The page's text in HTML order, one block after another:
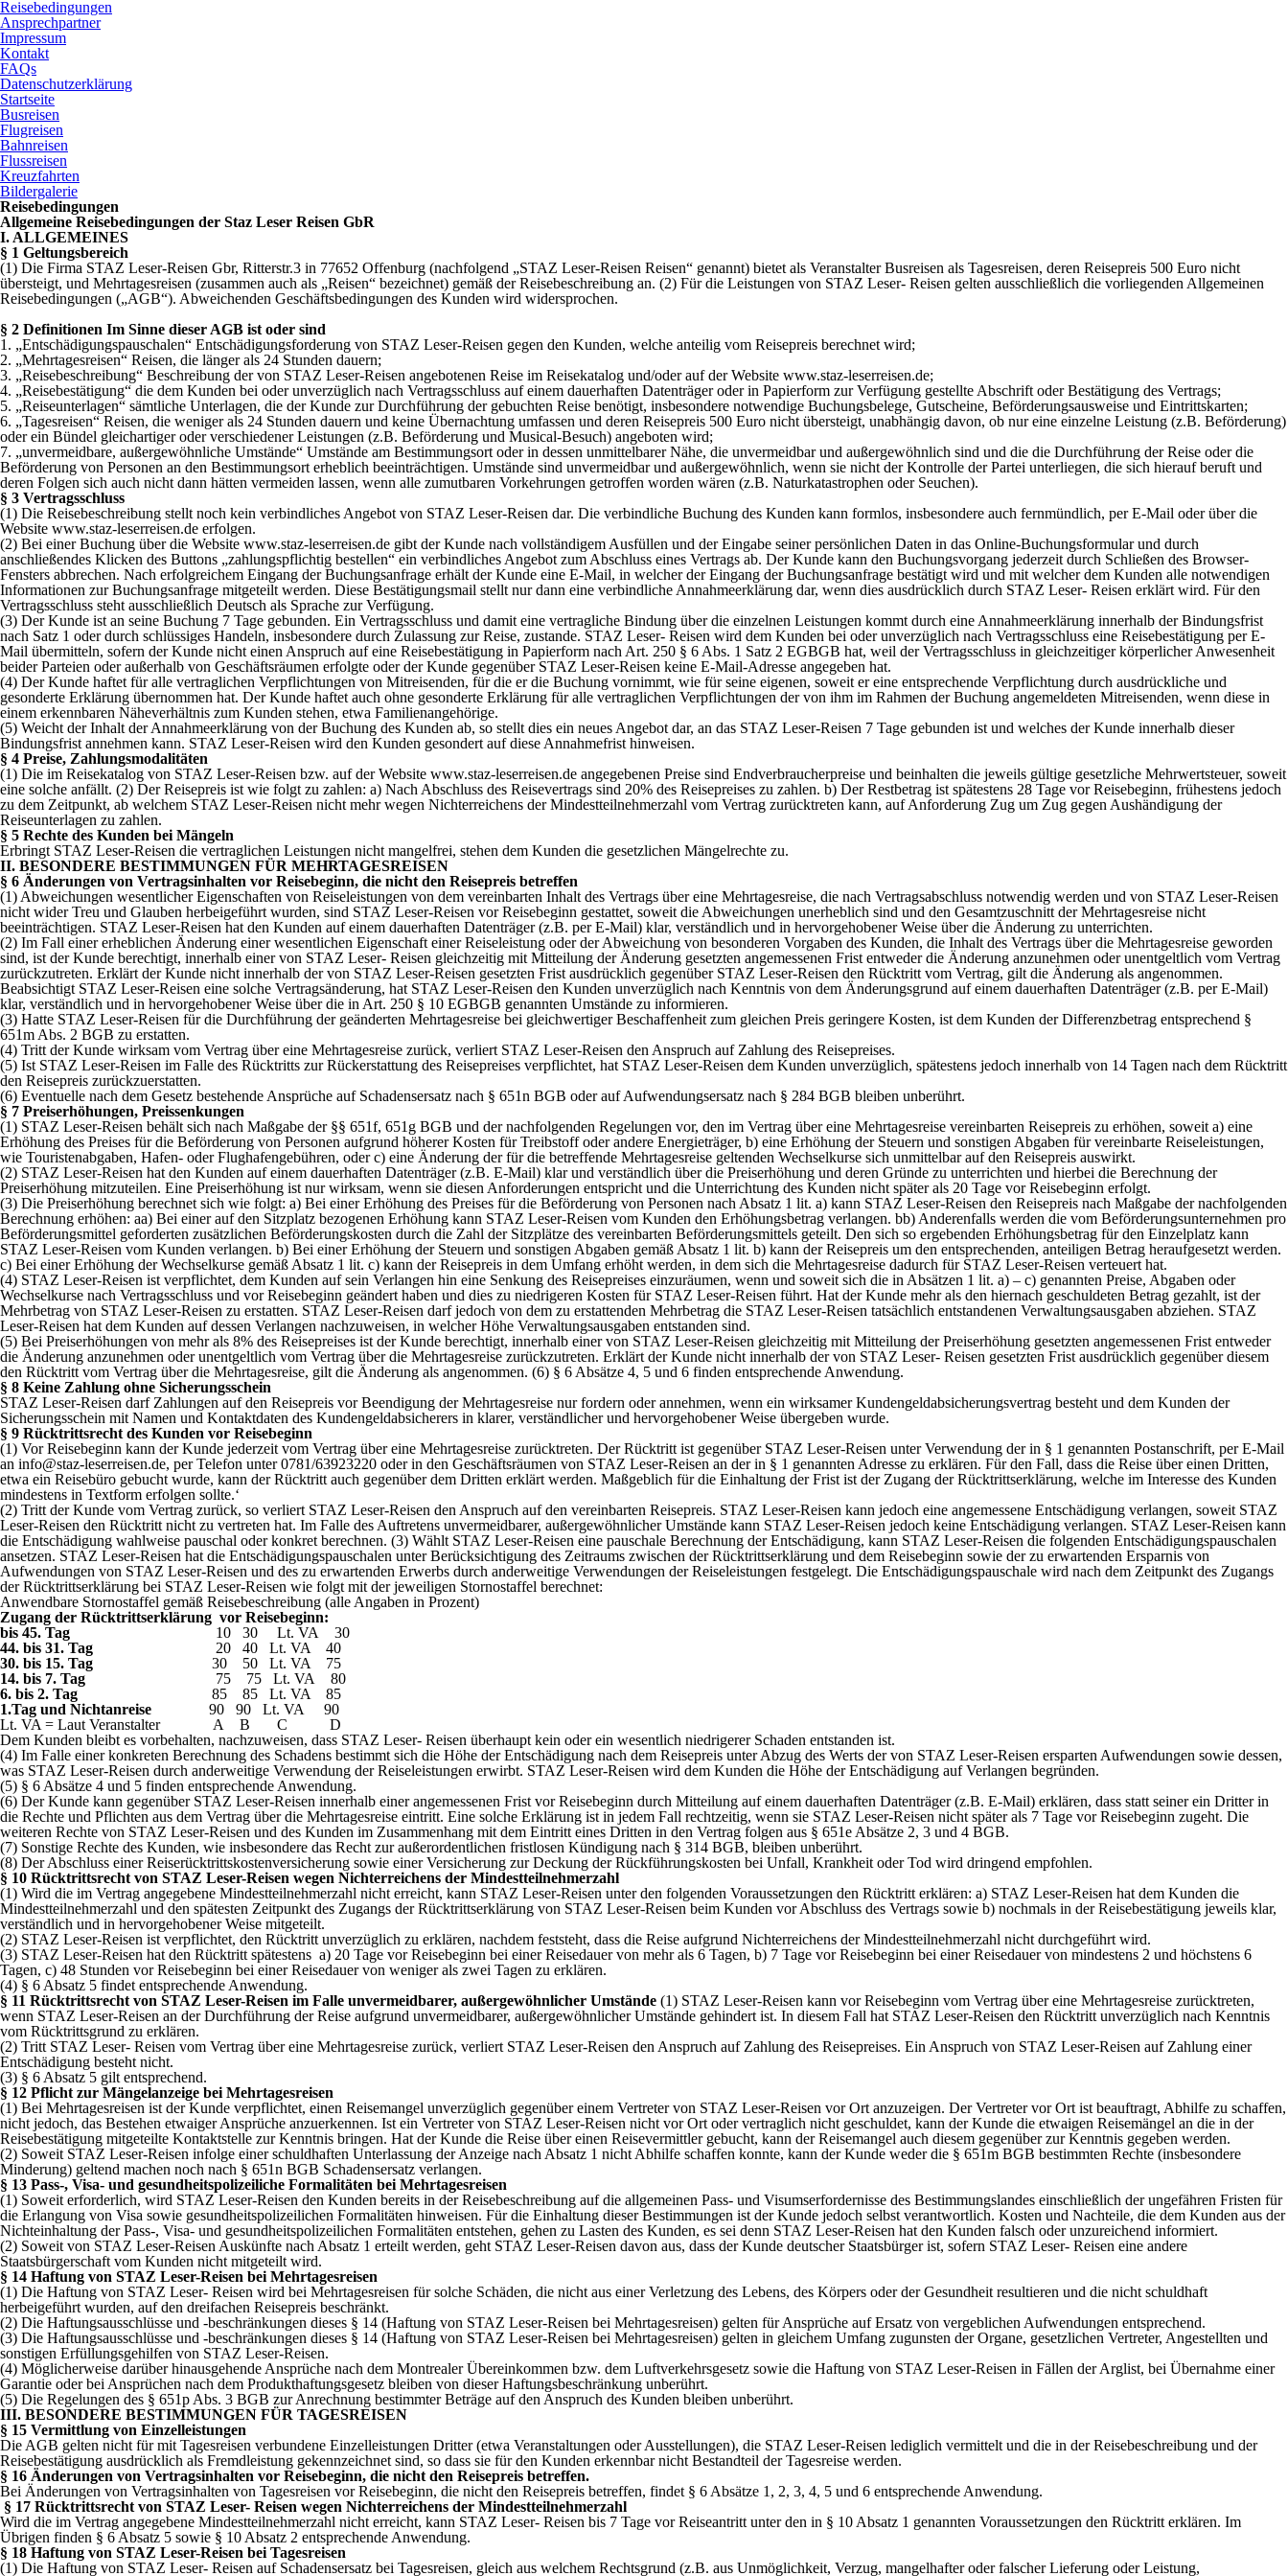
Reisebedingungen
Ansprechpartner
Impressum
Kontakt
FAQs
Datenschutzerklärung
Startseite
Busreisen
Flugreisen
Bahnreisen
Flussreisen
Kreuzfahrten
Bildergalerie
Reisebedingungen
Allgemeine Reisebedingungen der Staz Leser Reisen GbR
I. ALLGEMEINES
§ 1 Geltungsbereich
(1) Die Firma STAZ Leser-Reisen Gbr, Ritterstr.3 in 77652 Offenburg (nachfolgend „STAZ Leser-Reisen Reisen“ genannt) bietet als Veranstalter Busreisen als Tagesreisen, deren Reisepreis 500 Euro nicht
übersteigt, und Mehrtagesreisen (zusammen auch als „Reisen“ bezeichnet) gemäß der Reisebeschreibung an. (2) Für die Leistungen von STAZ Leser- Reisen gelten ausschließlich die vorliegenden Allgemeinen
Reisebedingungen („AGB“). Abweichenden Geschäftsbedingungen des Kunden wird widersprochen.
§ 2 Definitionen Im Sinne dieser AGB ist oder sind
1. „Entschädigungspauschalen“ Entschädigungsforderung von STAZ Leser-Reisen gegen den Kunden, welche anteilig vom Reisepreis berechnet wird;
2. „Mehrtagesreisen“ Reisen, die länger als 24 Stunden dauern;
3. „Reisebeschreibung“ Beschreibung der von STAZ Leser-Reisen angebotenen Reise im Reisekatalog und/oder auf der Website www.staz-leserreisen.de;
4. „Reisebestätigung“ die dem Kunden bei oder unverzüglich nach Vertragsschluss auf einem dauerhaften Datenträger oder in Papierform zur Verfügung gestellte Abschrift oder Bestätigung des Vertrags;
5. „Reiseunterlagen“ sämtliche Unterlagen, die der Kunde zur Durchführung der gebuchten Reise benötigt, insbesondere notwendige Buchungsbelege, Gutscheine, Beförderungsausweise und Eintrittskarten;
6. „Tagesreisen“ Reisen, die weniger als 24 Stunden dauern und keine Übernachtung umfassen und deren Reisepreis 500 Euro nicht übersteigt, unabhängig davon, ob nur eine einzelne Leistung (z.B. Beförderung)
oder ein Bündel gleichartiger oder verschiedener Leistungen (z.B. Beförderung und Musical-Besuch) angeboten wird;
7. „unvermeidbare, außergewöhnliche Umstände“ Umstände am Bestimmungsort oder in dessen unmittelbarer Nähe, die unvermeidbar und außergewöhnlich sind und die die Durchführung der Reise oder die
Beförderung von Personen an den Bestimmungsort erheblich beeinträchtigen. Umstände sind unvermeidbar und außergewöhnlich, wenn sie nicht der Kontrolle der Partei unterliegen, die sich hierauf beruft und
deren Folgen sich auch nicht dann hätten vermeiden lassen, wenn alle zumutbaren Vorkehrungen getroffen worden wären (z.B. Naturkatastrophen oder Seuchen).
§ 3 Vertragsschluss
(1) Die Reisebeschreibung stellt noch kein verbindliches Angebot von STAZ Leser-Reisen dar. Die verbindliche Buchung des Kunden kann formlos, insbesondere auch fernmündlich, per E-Mail oder über die
Website www.staz-leserreisen.de erfolgen.
(2) Bei einer Buchung über die Website www.staz-leserreisen.de gibt der Kunde nach vollständigem Ausfüllen und der Eingabe seiner persönlichen Daten in das Online-Buchungsformular und durch
anschließendes Klicken des Buttons „zahlungspflichtig bestellen“ ein verbindliches Angebot zum Abschluss eines Vertrags ab. Der Kunde kann den Buchungsvorgang jederzeit durch Schließen des Browser-
Fensters abbrechen. Nach erfolgreichem Eingang der Buchungsanfrage erhält der Kunde eine E-Mail, in welcher der Eingang der Buchungsanfrage bestätigt wird und mit welcher dem Kunden alle notwendigen
Informationen zur Buchungsanfrage mitgeteilt werden. Diese Bestätigungsmail stellt nur dann eine verbindliche Annahmeerklärung dar, wenn dies ausdrücklich durch STAZ Leser- Reisen erklärt wird. Für den
Vertragsschluss steht ausschließlich Deutsch als Sprache zur Verfügung.
(3) Der Kunde ist an seine Buchung 7 Tage gebunden. Ein Vertragsschluss und damit eine vertragliche Bindung über die einzelnen Leistungen kommt durch eine Annahmeerklärung innerhalb der Bindungsfrist
nach Satz 1 oder durch schlüssiges Handeln, insbesondere durch Zulassung zur Reise, zustande. STAZ Leser- Reisen wird dem Kunden bei oder unverzüglich nach Vertragsschluss eine Reisebestätigung per E-
Mail übermitteln, sofern der Kunde nicht einen Anspruch auf eine Reisebestätigung in Papierform nach Art. 250 § 6 Abs. 1 Satz 2 EGBGB hat, weil der Vertragsschluss in gleichzeitiger körperlicher Anwesenheit
beider Parteien oder außerhalb von Geschäftsräumen erfolgte oder der Kunde gegenüber STAZ Leser-Reisen keine E-Mail-Adresse angegeben hat.
(4) Der Kunde haftet für alle vertraglichen Verpflichtungen von Mitreisenden, für die er die Buchung vornimmt, wie für seine eigenen, soweit er eine entsprechende Verpflichtung durch ausdrückliche und
gesonderte Erklärung übernommen hat. Der Kunde haftet auch ohne gesonderte Erklärung für alle vertraglichen Verpflichtungen der von ihm im Rahmen der Buchung angemeldeten Mitreisenden, wenn diese in
einem erkennbaren Näheverhältnis zum Kunden stehen, etwa Familienangehörige.
(5) Weicht der Inhalt der Annahmeerklärung von der Buchung des Kunden ab, so stellt dies ein neues Angebot dar, an das STAZ Leser-Reisen 7 Tage gebunden ist und welches der Kunde innerhalb dieser
Bindungsfrist annehmen kann. STAZ Leser-Reisen wird den Kunden gesondert auf diese Annahmefrist hinweisen.
§ 4 Preise, Zahlungsmodalitäten
(1) Die im Reisekatalog von STAZ Leser-Reisen bzw. auf der Website www.staz-leserreisen.de angegebenen Preise sind Endverbraucherpreise und beinhalten die jeweils gültige gesetzliche Mehrwertsteuer, soweit
eine solche anfällt. (2) Der Reisepreis ist wie folgt zu zahlen: a) Nach Abschluss des Reisevertrags sind 20% des Reisepreises zu zahlen. b) Der Restbetrag ist spätestens 28 Tage vor Reisebeginn, frühestens jedoch
zu dem Zeitpunkt, ab welchem STAZ Leser-Reisen nicht mehr wegen Nichterreichens der Mindestteilnehmerzahl vom Vertrag zurücktreten kann, auf Anforderung Zug um Zug gegen Aushändigung der
Reiseunterlagen zu zahlen.
§ 5 Rechte des Kunden bei Mängeln
Erbringt STAZ Leser-Reisen die vertraglichen Leistungen nicht mangelfrei, stehen dem Kunden die gesetzlichen Mängelrechte zu.
II. BESONDERE BESTIMMUNGEN FÜR MEHRTAGESREISEN
§ 6 Änderungen von Vertragsinhalten vor Reisebeginn, die nicht den Reisepreis betreffen
(1) Abweichungen wesentlicher Eigenschaften von Reiseleistungen von dem vereinbarten Inhalt des Vertrags über eine Mehrtagesreise, die nach Vertragsabschluss notwendig werden und von STAZ Leser-Reisen
nicht wider Treu und Glauben herbeigeführt wurden, sind STAZ Leser-Reisen vor Reisebeginn gestattet, soweit die Abweichungen unerheblich sind und den Gesamtzuschnitt der Mehrtagesreise nicht
beeinträchtigen. STAZ Leser-Reisen hat den Kunden auf einem dauerhaften Datenträger (z.B. per E-Mail) klar, verständlich und in hervorgehobener Weise über die Änderung zu unterrichten.
(2) Im Fall einer erheblichen Änderung einer wesentlichen Eigenschaft einer Reiseleistung oder der Abweichung von besonderen Vorgaben des Kunden, die Inhalt des Vertrags über die Mehrtagesreise geworden
sind, ist der Kunde berechtigt, innerhalb einer von STAZ Leser- Reisen gleichzeitig mit Mitteilung der Änderung gesetzten angemessenen Frist entweder die Änderung anzunehmen oder unentgeltlich vom Vertrag
zurückzutreten. Erklärt der Kunde nicht innerhalb der von STAZ Leser-Reisen gesetzten Frist ausdrücklich gegenüber STAZ Leser-Reisen den Rücktritt vom Vertrag, gilt die Änderung als angenommen.
Beabsichtigt STAZ Leser-Reisen eine solche Vertragsänderung, hat STAZ Leser-Reisen den Kunden unverzüglich nach Kenntnis von dem Änderungsgrund auf einem dauerhaften Datenträger (z.B. per E-Mail)
klar, verständlich und in hervorgehobener Weise über die in Art. 250 § 10 EGBGB genannten Umstände zu informieren.
(3) Hatte STAZ Leser-Reisen für die Durchführung der geänderten Mehrtagesreise bei gleichwertiger Beschaffenheit zum gleichen Preis geringere Kosten, ist dem Kunden der Differenzbetrag entsprechend §
651m Abs. 2 BGB zu erstatten.
(4) Tritt der Kunde wirksam vom Vertrag über eine Mehrtagesreise zurück, verliert STAZ Leser-Reisen den Anspruch auf Zahlung des Reisepreises.
(5) Ist STAZ Leser-Reisen im Falle des Rücktritts zur Rückerstattung des Reisepreises verpflichtet, hat STAZ Leser-Reisen dem Kunden unverzüglich, spätestens jedoch innerhalb von 14 Tagen nach dem Rücktritt
den Reisepreis zurückzuerstatten.
(6) Eventuelle nach dem Gesetz bestehende Ansprüche auf Schadensersatz nach § 651n BGB oder auf Aufwendungsersatz nach § 284 BGB bleiben unberührt.
§ 7 Preiserhöhungen, Preissenkungen
(1) STAZ Leser-Reisen behält sich nach Maßgabe der §§ 651f, 651g BGB und der nachfolgenden Regelungen vor, den im Vertrag über eine Mehrtagesreise vereinbarten Reisepreis zu erhöhen, soweit a) eine
Erhöhung des Preises für die Beförderung von Personen aufgrund höherer Kosten für Treibstoff oder andere Energieträger, b) eine Erhöhung der Steuern und sonstigen Abgaben für vereinbarte Reiseleistungen,
wie Touristenabgaben, Hafen- oder Flughafengebühren, oder c) eine Änderung der für die betreffende Mehrtagesreise geltenden Wechselkurse sich unmittelbar auf den Reisepreis auswirkt.
(2) STAZ Leser-Reisen hat den Kunden auf einem dauerhaften Datenträger (z.B. E-Mail) klar und verständlich über die Preiserhöhung und deren Gründe zu unterrichten und hierbei die Berechnung der
Preiserhöhung mitzuteilen. Eine Preiserhöhung ist nur wirksam, wenn sie diesen Anforderungen entspricht und die Unterrichtung des Kunden nicht später als 20 Tage vor Reisebeginn erfolgt.
(3) Die Preiserhöhung berechnet sich wie folgt: a) Bei einer Erhöhung des Preises für die Beförderung von Personen nach Absatz 1 lit. a) kann STAZ Leser-Reisen den Reisepreis nach Maßgabe der nachfolgenden
Berechnung erhöhen: aa) Bei einer auf den Sitzplatz bezogenen Erhöhung kann STAZ Leser-Reisen vom Kunden den Erhöhungsbetrag verlangen. bb) Anderenfalls werden die vom Beförderungsunternehmen pro
Beförderungsmittel geforderten zusätzlichen Beförderungskosten durch die Zahl der Sitzplätze des vereinbarten Beförderungsmittels geteilt. Den sich so ergebenden Erhöhungsbetrag für den Einzelplatz kann
STAZ Leser-Reisen vom Kunden verlangen. b) Bei einer Erhöhung der Steuern und sonstigen Abgaben gemäß Absatz 1 lit. b) kann der Reisepreis um den entsprechenden, anteiligen Betrag heraufgesetzt werden.
c) Bei einer Erhöhung der Wechselkurse gemäß Absatz 1 lit. c) kann der Reisepreis in dem Umfang erhöht werden, in dem sich die Mehrtagesreise dadurch für STAZ Leser-Reisen verteuert hat.
(4) STAZ Leser-Reisen ist verpflichtet, dem Kunden auf sein Verlangen hin eine Senkung des Reisepreises einzuräumen, wenn und soweit sich die in Absätzen 1 lit. a) – c) genannten Preise, Abgaben oder
Wechselkurse nach Vertragsschluss und vor Reisebeginn geändert haben und dies zu niedrigeren Kosten für STAZ Leser-Reisen führt. Hat der Kunde mehr als den hiernach geschuldeten Betrag gezahlt, ist der
Mehrbetrag von STAZ Leser-Reisen zu erstatten. STAZ Leser-Reisen darf jedoch von dem zu erstattenden Mehrbetrag die STAZ Leser-Reisen tatsächlich entstandenen Verwaltungsausgaben abziehen. STAZ
Leser-Reisen hat dem Kunden auf dessen Verlangen nachzuweisen, in welcher Höhe Verwaltungsausgaben entstanden sind.
(5) Bei Preiserhöhungen von mehr als 8% des Reisepreises ist der Kunde berechtigt, innerhalb einer von STAZ Leser-Reisen gleichzeitig mit Mitteilung der Preiserhöhung gesetzten angemessenen Frist entweder
die Änderung anzunehmen oder unentgeltlich vom Vertrag über die Mehrtagesreise zurückzutreten. Erklärt der Kunde nicht innerhalb der von STAZ Leser- Reisen gesetzten Frist ausdrücklich gegenüber diesem
den Rücktritt vom Vertrag über die Mehrtagesreise, gilt die Änderung als angenommen. (6) § 6 Absätze 4, 5 und 6 finden entsprechende Anwendung.
§ 8 Keine Zahlung ohne Sicherungsschein
STAZ Leser-Reisen darf Zahlungen auf den Reisepreis vor Beendigung der Mehrtagesreise nur fordern oder annehmen, wenn ein wirksamer Kundengeldabsicherungsvertrag besteht und dem Kunden der
Sicherungsschein mit Namen und Kontaktdaten des Kundengeldabsicherers in klarer, verständlicher und hervorgehobener Weise übergeben wurde.
§ 9 Rücktrittsrecht des Kunden vor Reisebeginn
(1) Vor Reisebeginn kann der Kunde jederzeit vom Vertrag über eine Mehrtagesreise zurücktreten. Der Rücktritt ist gegenüber STAZ Leser-Reisen unter Verwendung der in § 1 genannten Postanschrift, per E-Mail
an info@staz-leserreisen.de, per Telefon unter 0781/63923220 oder in den Geschäftsräumen von STAZ Leser-Reisen an der in § 1 genannten Adresse zu erklären. Für den Fall, dass die Reise über einen Dritten,
etwa ein Reisebüro gebucht wurde, kann der Rücktritt auch gegenüber dem Dritten erklärt werden. Maßgeblich für die Einhaltung der Frist ist der Zugang der Rücktrittserklärung, welche im Interesse des Kunden
mindestens in Textform erfolgen sollte.‘
(2) Tritt der Kunde vom Vertrag zurück, so verliert STAZ Leser-Reisen den Anspruch auf den vereinbarten Reisepreis. STAZ Leser-Reisen kann jedoch eine angemessene Entschädigung verlangen, soweit STAZ
Leser-Reisen den Rücktritt nicht zu vertreten hat. Im Falle des Auftretens unvermeidbarer, außergewöhnlicher Umstände kann STAZ Leser-Reisen jedoch keine Entschädigung verlangen. STAZ Leser-Reisen kann
die Entschädigung wahlweise pauschal oder konkret berechnen. (3) Wählt STAZ Leser-Reisen eine pauschale Berechnung der Entschädigung, kann STAZ Leser-Reisen die folgenden Entschädigungspauschalen
ansetzen. STAZ Leser-Reisen hat die Entschädigungspauschalen unter Berücksichtigung des Zeitraums zwischen der Rücktrittserklärung und dem Reisebeginn sowie der zu erwartenden Ersparnis von
Aufwendungen von STAZ Leser-Reisen und des zu erwartenden Erwerbs durch anderweitige Verwendungen der Reiseleistungen festgelegt. Die Entschädigungspauschale wird nach dem Zeitpunkt des Zugangs
der Rücktrittserklärung bei STAZ Leser-Reisen wie folgt mit der jeweiligen Stornostaffel berechnet:
Anwendbare Stornostaffel gemäß Reisebeschreibung (alle Angaben in Prozent)
Zugang der Rücktrittserklärung vor Reisebeginn:
bis 45. Tag 10 30 Lt. VA 30
44. bis 31. Tag
20 40 Lt. VA 40
30. bis 15. Tag 30 50 Lt. VA 75
14. bis 7. Tag 75 75 Lt. VA 80
6. bis 2. Tag
85 85 Lt. VA 85
1.Tag und Nichtanreise 90 90 Lt. VA 90
Lt. VA = Laut Veranstalter A B C D
Dem Kunden bleibt es vorbehalten, nachzuweisen, dass STAZ Leser- Reisen überhaupt kein oder ein wesentlich niedrigerer Schaden entstanden ist.
(4) Im Falle einer konkreten Berechnung des Schadens bestimmt sich die Höhe der Entschädigung nach dem Reisepreis unter Abzug des Werts der von STAZ Leser-Reisen ersparten Aufwendungen sowie dessen,
was STAZ Leser-Reisen durch anderweitige Verwendung der Reiseleistungen erwirbt. STAZ Leser-Reisen wird dem Kunden die Höhe der Entschädigung auf Verlangen begründen.
(5) § 6 Absätze 4 und 5 finden entsprechende Anwendung.
(6) Der Kunde kann gegenüber STAZ Leser-Reisen innerhalb einer angemessenen Frist vor Reisebeginn durch Mitteilung auf einem dauerhaften Datenträger (z.B. E-Mail) erklären, dass statt seiner ein Dritter in
die Rechte und Pflichten aus dem Vertrag über die Mehrtagesreise eintritt. Eine solche Erklärung ist in jedem Fall rechtzeitig, wenn sie STAZ Leser-Reisen nicht später als 7 Tage vor Reisebeginn zugeht. Die
weiteren Rechte von STAZ Leser-Reisen und des Kunden im Zusammenhang mit dem Eintritt eines Dritten in den Vertrag folgen aus § 651e Absätze 2, 3 und 4 BGB.
(7) Sonstige Rechte des Kunden, wie insbesondere das Recht zur außerordentlichen fristlosen Kündigung nach § 314 BGB, bleiben unberührt.
(8) Der Abschluss einer Reiserücktrittskostenversicherung sowie einer Versicherung zur Deckung der Rückführungskosten bei Unfall, Krankheit oder Tod wird dringend empfohlen.
§ 10 Rücktrittsrecht von STAZ Leser-Reisen wegen Nichterreichens der Mindestteilnehmerzahl
(1) Wird die im Vertrag angegebene Mindestteilnehmerzahl nicht erreicht, kann STAZ Leser-Reisen unter den folgenden Voraussetzungen den Rücktritt erklären: a) STAZ Leser-Reisen hat dem Kunden die
Mindestteilnehmerzahl und den spätesten Zeitpunkt des Zugangs der Rücktrittserklärung von STAZ Leser-Reisen beim Kunden vor Abschluss des Vertrags sowie b) nochmals in der Reisebestätigung jeweils klar,
verständlich und in hervorgehobener Weise mitgeteilt.
(2) STAZ Leser-Reisen ist verpflichtet, den Rücktritt unverzüglich zu erklären, nachdem feststeht, dass die Reise aufgrund Nichterreichens der Mindestteilnehmerzahl nicht durchgeführt wird.
(3) STAZ Leser-Reisen hat den Rücktritt spätestens a) 20 Tage vor Reisebeginn bei einer Reisedauer von mehr als 6 Tagen, b) 7 Tage vor Reisebeginn bei einer Reisedauer von mindestens 2 und höchstens 6
Tagen, c) 48 Stunden vor Reisebeginn bei einer Reisedauer von weniger als zwei Tagen zu erklären.
(4) § 6 Absatz 5 findet entsprechende Anwendung.
§ 11 Rücktrittsrecht von STAZ Leser-Reisen im Falle unvermeidbarer, außergewöhnlicher Umstände (1) STAZ Leser-Reisen kann vor Reisebeginn vom Vertrag über eine Mehrtagesreise zurücktreten,
wenn STAZ Leser-Reisen an der Durchführung der Reise aufgrund unvermeidbarer, außergewöhnlicher Umstände gehindert ist. In diesem Fall hat STAZ Leser-Reisen den Rücktritt unverzüglich nach Kenntnis
vom Rücktrittsgrund zu erklären.
(2) Tritt STAZ Leser- Reisen vom Vertrag über eine Mehrtagesreise zurück, verliert STAZ Leser-Reisen den Anspruch auf Zahlung des Reisepreises. Ein Anspruch von STAZ Leser-Reisen auf Zahlung einer
Entschädigung besteht nicht.
(3) § 6 Absatz 5 gilt entsprechend.
§ 12 Pflicht zur Mängelanzeige bei Mehrtagesreisen
(1) Bei Mehrtagesreisen ist der Kunde verpflichtet, einen Reisemangel unverzüglich gegenüber einem Vertreter von STAZ Leser-Reisen vor Ort anzuzeigen. Der Vertreter vor Ort ist beauftragt, Abhilfe zu schaffen,
nicht jedoch, das Bestehen etwaiger Ansprüche anzuerkennen. Ist ein Vertreter von STAZ Leser-Reisen nicht vor Ort oder vertraglich nicht geschuldet, kann der Kunde die etwaigen Reisemängel an die in der
Reisebestätigung mitgeteilte Kontaktstelle zur Kenntnis bringen. Hat der Kunde die Reise über einen Reisevermittler gebucht, kann der Reisemangel auch diesem gegenüber zur Kenntnis gegeben werden.
(2) Soweit STAZ Leser-Reisen infolge einer schuldhaften Unterlassung der Anzeige nach Absatz 1 nicht Abhilfe schaffen konnte, kann der Kunde weder die § 651m BGB bestimmten Rechte (insbesondere
Minderung) geltend machen noch nach § 651n BGB Schadensersatz verlangen.
§ 13 Pass-, Visa- und gesundheitspolizeiliche Formalitäten bei Mehrtagesreisen
(1) Soweit erforderlich, wird STAZ Leser-Reisen den Kunden bereits in der Reisebeschreibung auf die allgemeinen Pass- und Visumserfordernisse des Bestimmungslandes einschließlich der ungefähren Fristen für
die Erlangung von Visa sowie gesundheitspolizeilichen Formalitäten hinweisen. Für die Einhaltung dieser Bestimmungen ist der Kunde jedoch selbst verantwortlich. Kosten und Nachteile, die dem Kunden aus der
Nichteinhaltung der Pass-, Visa- und gesundheitspolizeilichen Formalitäten entstehen, gehen zu Lasten des Kunden, es sei denn STAZ Leser-Reisen hat den Kunden falsch oder unzureichend informiert.
(2) Soweit von STAZ Leser-Reisen Auskünfte nach Absatz 1 erteilt werden, geht STAZ Leser-Reisen davon aus, dass der Kunde deutscher Staatsbürger ist, sofern STAZ Leser- Reisen eine andere
Staatsbürgerschaft vom Kunden nicht mitgeteilt wird.
§ 14 Haftung von STAZ Leser-Reisen bei Mehrtagesreisen
(1) Die Haftung von STAZ Leser- Reisen wird bei Mehrtagesreisen für solche Schäden, die nicht aus einer Verletzung des Lebens, des Körpers oder der Gesundheit resultieren und die nicht schuldhaft
herbeigeführt wurden, auf den dreifachen Reisepreis beschränkt.
(2) Die Haftungsausschlüsse und -beschränkungen dieses § 14 (Haftung von STAZ Leser-Reisen bei Mehrtagesreisen) gelten für Ansprüche auf Ersatz von vergeblichen Aufwendungen entsprechend.
(3) Die Haftungsausschlüsse und -beschränkungen dieses § 14 (Haftung von STAZ Leser-Reisen bei Mehrtagesreisen) gelten in gleichem Umfang zugunsten der Organe, gesetzlichen Vertreter, Angestellten und
sonstigen Erfüllungsgehilfen von STAZ Leser-Reisen.
(4) Möglicherweise darüber hinausgehende Ansprüche nach dem Montrealer Übereinkommen bzw. dem Luftverkehrsgesetz sowie die Haftung von STAZ Leser-Reisen in Fällen der Arglist, bei Übernahme einer
Garantie oder bei Ansprüchen nach dem Produkthaftungsgesetz bleiben von dieser Haftungsbeschränkung unberührt.
(5) Die Regelungen des § 651p Abs. 3 BGB zur Anrechnung bestimmter Beträge auf den Anspruch des Kunden bleiben unberührt.
III. BESONDERE BESTIMMUNGEN FÜR TAGESREISEN
§ 15 Vermittlung von Einzelleistungen
Die AGB gelten nicht für mit Tagesreisen verbundene Einzelleistungen Dritter (etwa Veranstaltungen oder Ausstellungen), die STAZ Leser-Reisen lediglich vermittelt und die in der Reisebeschreibung und der
Reisebestätigung ausdrücklich als Fremdleistung gekennzeichnet sind, so dass sie für den Kunden erkennbar nicht Bestandteil der Tagesreise werden.
§ 16 Änderungen von Vertragsinhalten vor Reisebeginn, die nicht den Reisepreis betreffen.
Bei Änderungen von Vertragsinhalten von Tagesreisen vor Reisebeginn, die nicht den Reisepreis betreffen, findet § 6 Absätze 1, 2, 3, 4, 5 und 6 entsprechende Anwendung.
§ 17 Rücktrittsrecht von STAZ Leser- Reisen wegen Nichterreichens der Mindestteilnehmerzahl
Wird die im Vertrag angegebene Mindestteilnehmerzahl nicht erreicht, kann STAZ Leser- Reisen bis 7 Tage vor Reiseantritt unter den in § 10 Absatz 1 genannten Voraussetzungen den Rücktritt erklären. Im
Übrigen finden § 6 Absatz 5 sowie § 10 Absatz 2 entsprechende Anwendung.
§ 18 Haftung von STAZ Leser-Reisen bei Tagesreisen
(1) Die Haftung von STAZ Leser- Reisen auf Schadensersatz bei Tagesreisen, gleich aus welchem Rechtsgrund (z.B. aus Unmöglichkeit, Verzug, mangelhafter oder falscher Lieferung oder Leistung,